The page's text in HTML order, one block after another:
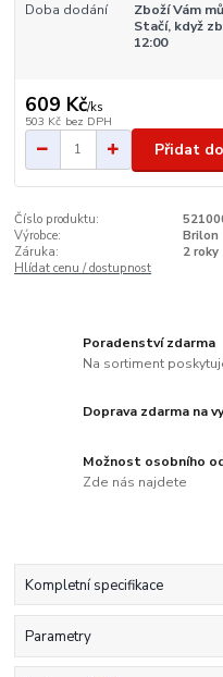
Doba dodání
Zboží Vám
Stačí, když
12:00
609 Kč/ks
503 Kč bez DPH
Přidat
Číslo produktu:
Výrobce:
Brilon
Záruka:
2 roky
Hlídat cenu / dostupnost
Poradenství zdarma
Na sortiment
Doprava zdarma na
Možnost osobního
Zde nás najdete
Kompletní specifikace
Parametry